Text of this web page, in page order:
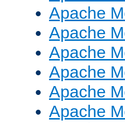
Apache
Apache
Apache
Apache
Apache
Apache